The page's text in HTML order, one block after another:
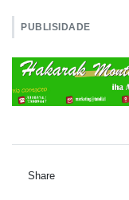
PUBLISIDADE
Share